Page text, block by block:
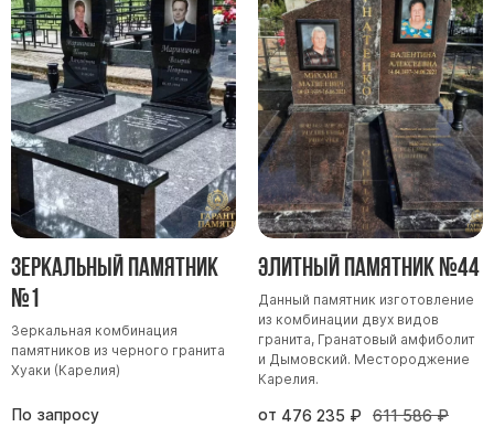
Зеркальный памятник
№1
Зеркальная комбинация
памятников из черного гранита
Хуаки (Карелия)
По запросу
Элитный памятник №44
Данный памятник изготовление
из комбинации двух видов
гранита, Гранатовый амфиболит
и Дымовский. Местороджение
Карелия.
от 476 235 ₽ 611 586 ₽